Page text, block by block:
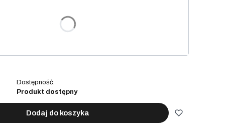
mogą różnić się ceną
Dostępność:
Produkt dostępny
Dodaj do koszyka